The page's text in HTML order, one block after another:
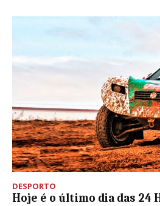
DESPORTO
Hoje é o último dia das 24